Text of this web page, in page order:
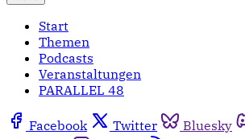
Start
Themen
Podcasts
Veranstaltungen
PARALLEL 48
Facebook Twitter Bluesky